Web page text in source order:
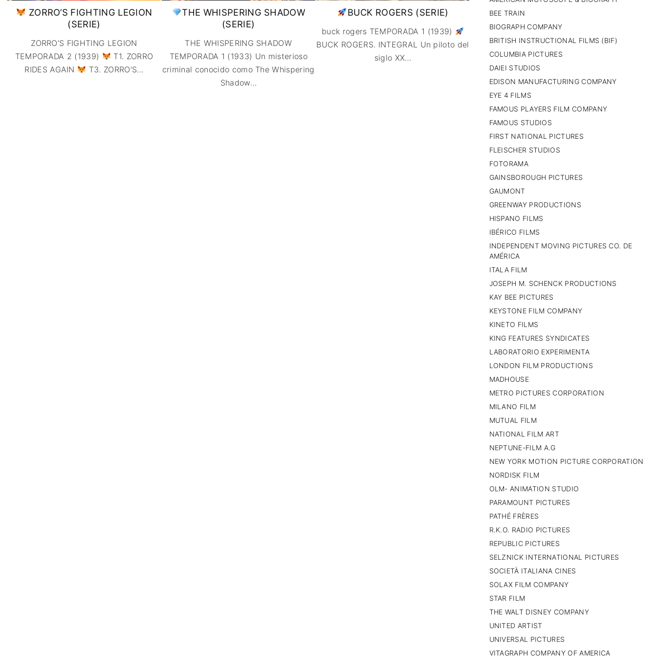
FANTÁSTICO
TERROR
WESTERN / CHAMBARA
PAISES BAJOS
SUECIA
ZORRO’S FIGHTING LEGION
(SERIE)
ZORRO’S FIGHTING LEGION
TEMPORADA 2 (1939)
T1. ZORRO
RIDES AGAIN
T3. ZORRO’S…
THE WHISPERING SHADOW
(SERIE)
THE WHISPERING SHADOW
TEMPORADA 1 (1933) Un misterioso
criminal conocido como The Whispering
Shadow…
BUCK ROGERS (SERIE)
buck rogers TEMPORADA 1 (1939)
BUCK ROGERS. INTEGRAL Un piloto del
siglo XX…
BEE TRAIN
BIOGRAPH COMPANY
BRITISH INSTRUCTIONAL FILMS (BIF)
COLUMBIA PICTURES
DAIEI STUDIOS
EDISON MANUFACTURING COMPANY
EYE 4 FILMS
FAMOUS PLAYERS FILM COMPANY
FAMOUS STUDIOS
FIRST NATIONAL PICTURES
FLEISCHER STUDIOS
FOTORAMA
GAINSBOROUGH PICTURES
GAUMONT
GREENWAY PRODUCTIONS
HISPANO FILMS
IBÉRICO FILMS
INDEPENDENT MOVING PICTURES CO. DE
AMÉRICA
ITALA FILM
JOSEPH M. SCHENCK PRODUCTIONS
KAY BEE PICTURES
KEYSTONE FILM COMPANY
KINETO FILMS
KING FEATURES SYNDICATES
LABORATORIO EXPERIMENTA
LONDON FILM PRODUCTIONS
MADHOUSE
METRO PICTURES CORPORATION
MILANO FILM
MUTUAL FILM
NATIONAL FILM ART
NEPTUNE-FILM A.G
NEW YORK MOTION PICTURE CORPORATION
NORDISK FILM
OLM- ANIMATION STUDIO
PARAMOUNT PICTURES
PATHÉ FRÈRES
R.K.O. RADIO PICTURES
REPUBLIC PICTURES
SELZNICK INTERNATIONAL PICTURES
SOCIETÀ ITALIANA CINES
SOLAX FILM COMPANY
STAR FILM
THE WALT DISNEY COMPANY
UNITED ARTIST
UNIVERSAL PICTURES
VITAGRAPH COMPANY OF AMERICA